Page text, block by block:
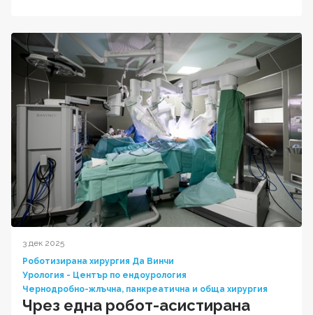
3 дек 2025
Роботизирана хирургия Да Винчи
Урология - Център по ендоурология
Чернодробно-жлъчна, панкреатична и обща хирургия
Чрез една робот-асистирана